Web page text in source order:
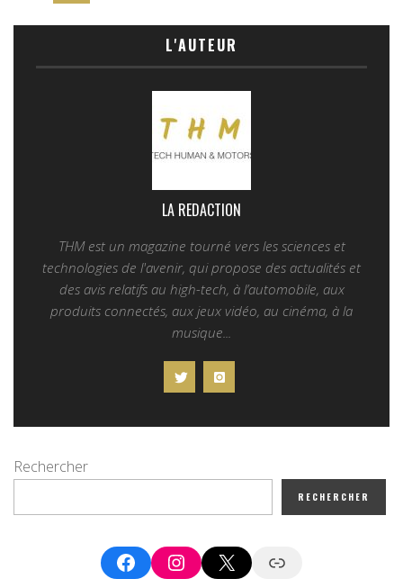
L'AUTEUR
LA REDACTION
THM est un magazine tourné vers les sciences et
technologies de l'avenir, qui propose des actualités et
des avis relatifs au high-tech, à l’automobile, aux
produits connectés, aux jeux vidéo, au cinéma, à la
musique...
Rechercher
RECHERCHER
FacebookInstagram
X Google News